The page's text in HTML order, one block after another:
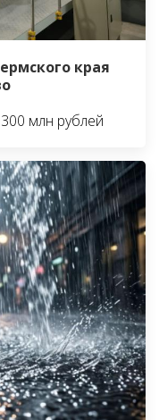
края
млн рублей